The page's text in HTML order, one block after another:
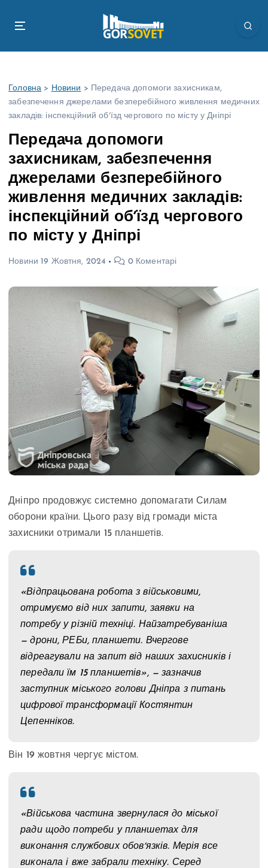
Головна > Новини >
Передача допомоги захисникам,
забезпечення джерелами безперебійного живлення медичних
закладів: інспекційний обʼїзд чергового по місту у Дніпрі
Передача допомоги
захисникам, забезпечення
джерелами безперебійного
живлення медичних закладів:
інспекційний обʼїзд чергового
по місту у Дніпрі
Новини 19 Жовтня, 2024 0 Коментарі
Дніпро продовжує системно допомагати Силам
оборони країни. Цього разу від громади міста
захисники отримали 15 планшетів.
«Відпрацьована робота з військовими,
отримуємо від них запити, заявки на
потребу у різній техніці. Найзатребуваніша
— дрони, РЕБи, планшети. Вчергове
відреагували на запит від наших захисників і
передали їм 15 планшетів», — зазначив
заступник міського голови Дніпра з питань
цифрової трансформації Костянтин
Цепенніков.
Він 19 жовтня чергує містом.
«Військова частина звернулася до міської
ради щодо потреби у планшетах для
виконання службових обовʼязків. Мерія все
виконала і вже забрали техніку. Серед